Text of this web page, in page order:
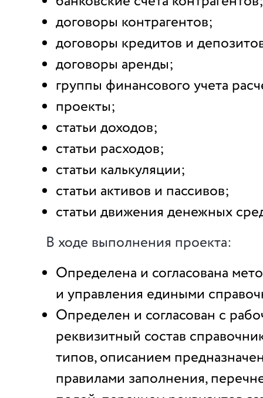
договоры контрагентов;
договоры кредитов и
договоры аренды;
группы финансового учета
проекты;
статьи доходов;
статьи расходов;
статьи калькуляции;
статьи активов и пассивов;
статьи движения денежных
В ходе выполнения проекта:
Определена и согласована
и управления едиными
Определен и согласован с
реквизитный состав
типов, описанием
правилами заполнения,